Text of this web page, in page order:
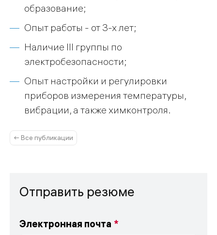
образование;
Опыт работы - от 3-х лет;
Наличие III группы по
электробезопасности;
Опыт настройки и регулировки
приборов измерения температуры,
вибрации, а также химконтроля.
← Все публикации
Отправить резюме
Электронная почта